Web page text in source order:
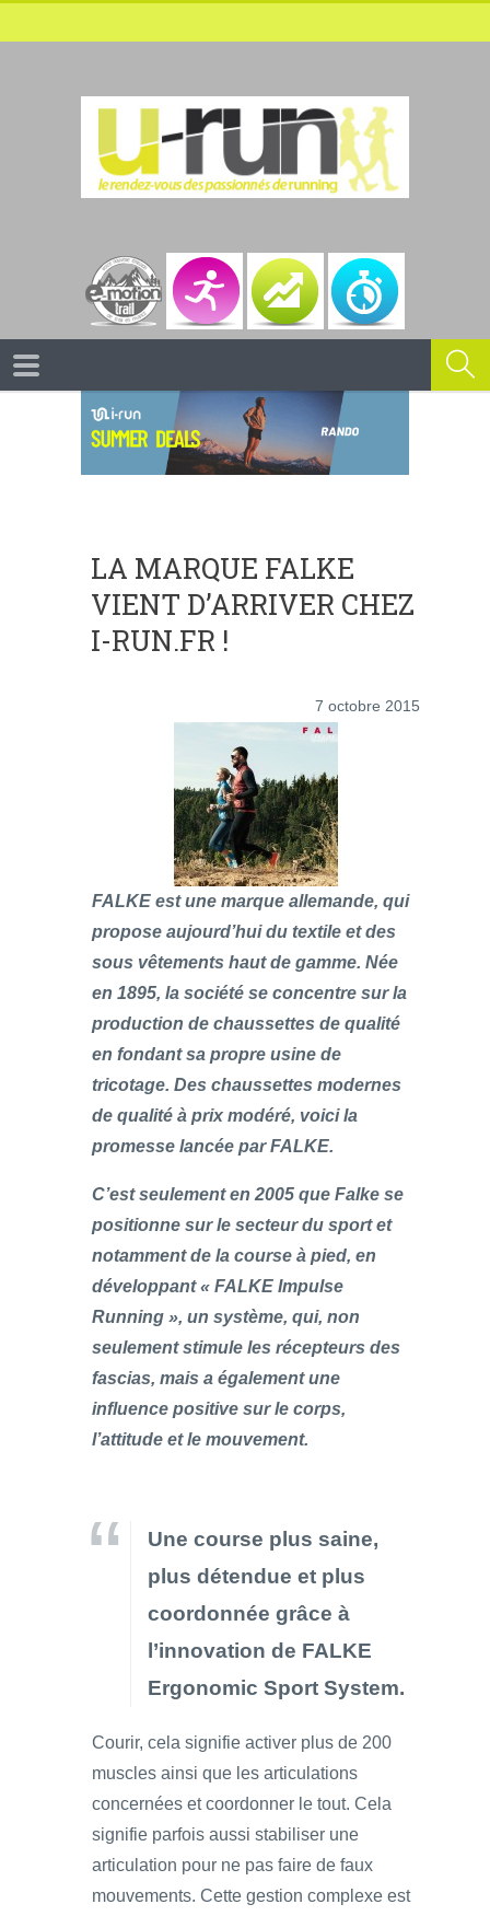
LA MARQUE FALKE
VIENT D’ARRIVER CHEZ
I-RUN.FR !
7 octobre 2015
FALKE est une marque allemande, qui
propose aujourd’hui du textile et des
sous vêtements haut de gamme. Née
en 1895, la société se concentre sur la
production de chaussettes de qualité
en fondant sa propre usine de
tricotage. Des chaussettes modernes
de qualité à prix modéré, voici la
promesse lancée par FALKE.
C’est seulement en 2005 que Falke se
positionne sur le secteur du sport et
notamment de la course à pied, en
développant « FALKE Impulse
Running », un système, qui, non
seulement stimule les récepteurs des
fascias, mais a également une
influence positive sur le corps,
l’attitude et le mouvement.
Une course plus saine,
plus détendue et plus
coordonnée grâce à
l’innovation de FALKE
Ergonomic Sport System.
Courir, cela signifie activer plus de 200
muscles ainsi que les articulations
concernées et coordonner le tout. Cela
signifie parfois aussi stabiliser une
articulation pour ne pas faire de faux
mouvements. Cette gestion complexe est